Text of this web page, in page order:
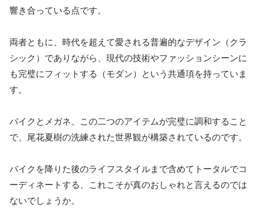
響き合っている点です。
両者ともに、時代を超えて愛される普遍的なデザイン（クラ
シック）でありながら、現代の技術やファッションシーンに
も完璧にフィットする（モダン）という共通項を持っていま
す。
バイクとメガネ、この二つのアイテムが完璧に調和すること
で、尾花夏樹の洗練された世界観が構築されているのです。
バイクを降りた後のライフスタイルまで含めてトータルでコ
ーディネートする、これこそが真のおしゃれと言えるのでは
ないでしょうか。